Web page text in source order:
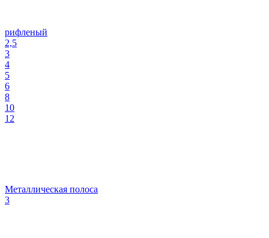
рифленый
2,5
3
4
5
6
8
10
12
Металлическая полоса
3